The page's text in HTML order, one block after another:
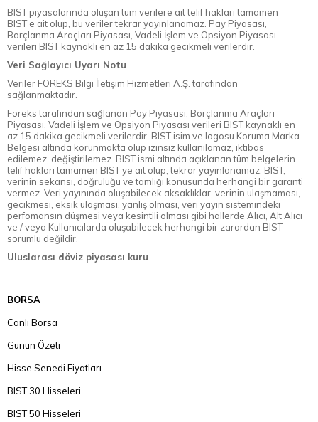
BIST piyasalarında oluşan tüm verilere ait telif hakları tamamen
BIST'e ait olup, bu veriler tekrar yayınlanamaz. Pay Piyasası,
Borçlanma Araçları Piyasası, Vadeli İşlem ve Opsiyon Piyasası
verileri BIST kaynaklı en az 15 dakika gecikmeli verilerdir.
Veri Sağlayıcı Uyarı Notu
Veriler FOREKS Bilgi İletişim Hizmetleri A.Ş. tarafından
sağlanmaktadır.
Foreks tarafından sağlanan Pay Piyasası, Borçlanma Araçları
Piyasası, Vadeli İşlem ve Opsiyon Piyasası verileri BIST kaynaklı en
az 15 dakika gecikmeli verilerdir. BIST isim ve logosu Koruma Marka
Belgesi altında korunmakta olup izinsiz kullanılamaz, iktibas
edilemez, değiştirilemez. BIST ismi altında açıklanan tüm belgelerin
telif hakları tamamen BIST'ye ait olup, tekrar yayınlanamaz. BIST,
verinin sekansı, doğruluğu ve tamlığı konusunda herhangi bir garanti
vermez. Veri yayınında oluşabilecek aksaklıklar, verinin ulaşmaması,
gecikmesi, eksik ulaşması, yanlış olması, veri yayın sistemindeki
perfomansın düşmesi veya kesintili olması gibi hallerde Alıcı, Alt Alıcı
ve / veya Kullanıcılarda oluşabilecek herhangi bir zarardan BIST
sorumlu değildir.
Uluslarası döviz piyasası kuru
BORSA
Canlı Borsa
Günün Özeti
Hisse Senedi Fiyatları
BIST 30 Hisseleri
BIST 50 Hisseleri